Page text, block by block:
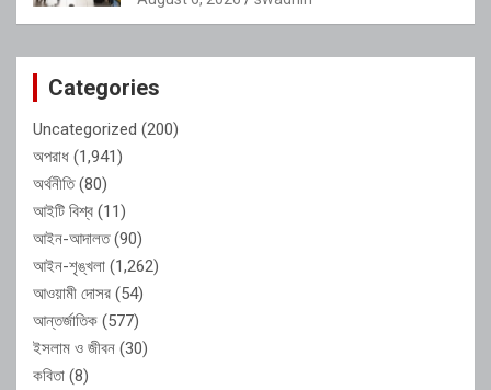
Categories
Uncategorized (200)
অপরাধ (1,941)
অর্থনীতি(80)
আইটি বিশ্ব (11)
আইন-আদালত(90)
আইন-শৃঙ্খলা (1,262)
আওয়ামী দোসর (54)
আন্তর্জাতিক (577)
ইসলাম ও জীবন (30)
কবিতা (8)